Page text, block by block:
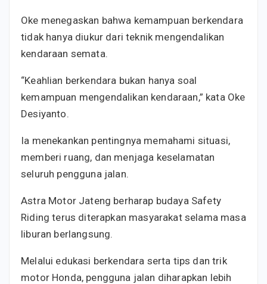
Oke menegaskan bahwa kemampuan berkendara
tidak hanya diukur dari teknik mengendalikan
kendaraan semata.
“Keahlian berkendara bukan hanya soal
kemampuan mengendalikan kendaraan,” kata Oke
Desiyanto.
Ia menekankan pentingnya memahami situasi,
memberi ruang, dan menjaga keselamatan
seluruh pengguna jalan.
Astra Motor Jateng berharap budaya Safety
Riding terus diterapkan masyarakat selama masa
liburan berlangsung.
Melalui edukasi berkendara serta tips dan trik
motor Honda, pengguna jalan diharapkan lebih